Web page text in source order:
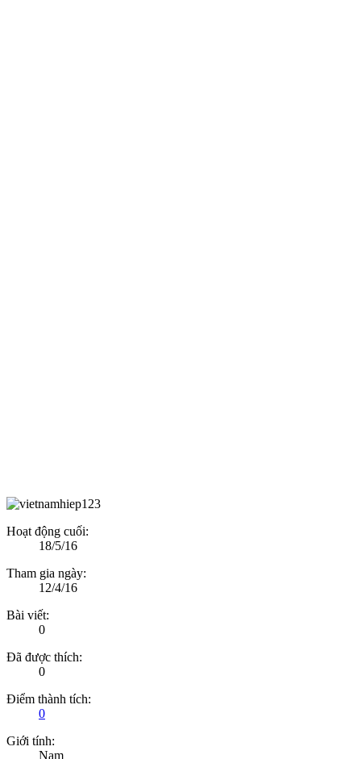
Hoạt động cuối:
18/5/16
Tham gia ngày:
12/4/16
Bài viết:
0
Đã được thích:
0
Điểm thành tích:
0
Giới tính:
Nam